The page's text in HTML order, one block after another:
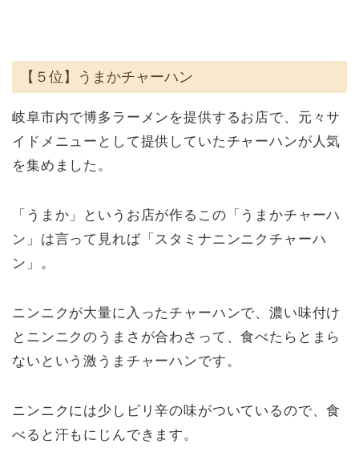
【５位】うまかチャーハン
岐阜市内で博多ラーメンを提供するお店で、元々サ
イドメニューとして提供していたチャーハンが人気
を集めました。
「うまか」というお店が作るこの「うまかチャーハ
ン」は言って見れば「スタミナニンニクチャーハ
ン」。
ニンニクが大量に入ったチャーハンで、濃い味付け
とニンニクのうまさが合わさって、食べたらとまら
ないという激うまチャーハンです。
ニンニクには少しピリ辛の味がついているので、食
べると汗もにじんできます。